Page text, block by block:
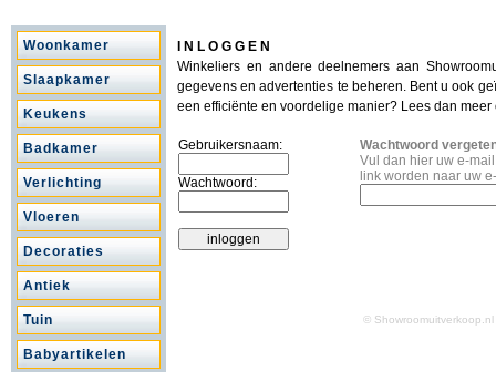
Woonkamer
Slaapkamer
Keukens
Badkamer
Verlichting
Vloeren
Decoraties
Antiek
Tuin
Babyartikelen
I N L O G G E N
Winkeliers en andere deelnemers aan
gegevens en advertenties te beheren. Bent u ook
een efficiënte en voordelige manier? Lees dan
Gebruikersnaam:
Wachtwoord:
Wachtwoord
Vul dan hier uw e-
link worden naar uw
©